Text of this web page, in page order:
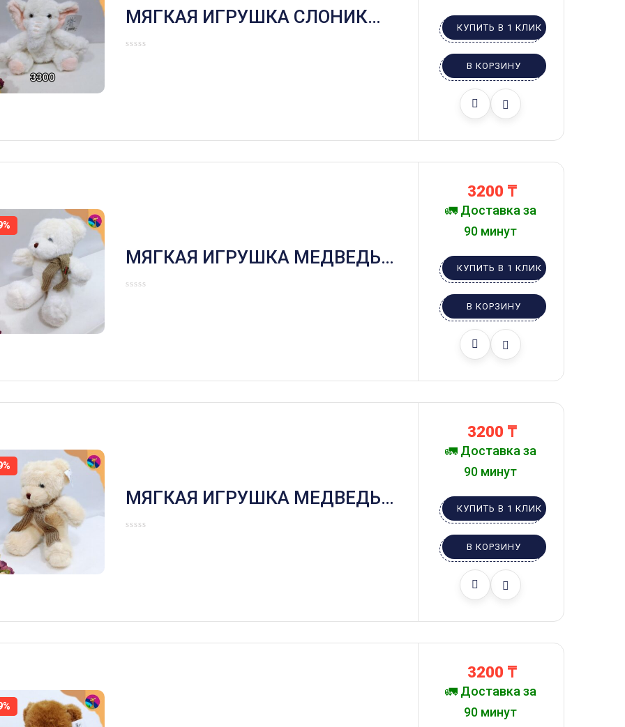
МЯГКАЯ ИГРУШКА СЛОНИК
БЕЛЫЙ
КУПИТЬ В 1 КЛИК
В КОРЗИНУ
МЯГКАЯ ИГРУШКА МЕДВЕДЬ В
ШАРФИКЕ БЕЛЫЙ
3200 ₸
🚛 Доставка за
90 минут
КУПИТЬ В 1 КЛИК
В КОРЗИНУ
МЯГКАЯ ИГРУШКА МЕДВЕДЬ В
ШАРФИКЕ БЕЖЕВЫЙ
3200 ₸
🚛 Доставка за
90 минут
КУПИТЬ В 1 КЛИК
В КОРЗИНУ
3200 ₸
🚛 Доставка за
90 минут